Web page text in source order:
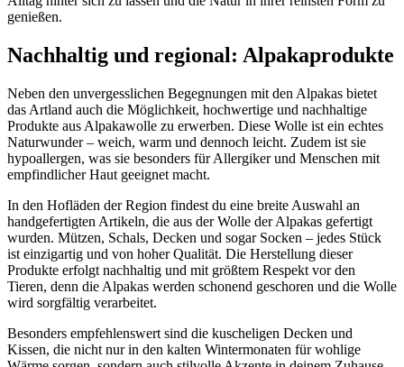
genießen.
Nachhaltig und regional: Alpakaprodukte
Neben den unvergesslichen Begegnungen mit den Alpakas bietet
das Artland auch die Möglichkeit, hochwertige und nachhaltige
Produkte aus Alpakawolle zu erwerben. Diese Wolle ist ein echtes
Naturwunder – weich, warm und dennoch leicht. Zudem ist sie
hypoallergen, was sie besonders für Allergiker und Menschen mit
empfindlicher Haut geeignet macht.
In den Hofläden der Region findest du eine breite Auswahl an
handgefertigten Artikeln, die aus der Wolle der Alpakas gefertigt
wurden. Mützen, Schals, Decken und sogar Socken – jedes Stück
ist einzigartig und von hoher Qualität. Die Herstellung dieser
Produkte erfolgt nachhaltig und mit größtem Respekt vor den
Tieren, denn die Alpakas werden schonend geschoren und die Wolle
wird sorgfältig verarbeitet.
Besonders empfehlenswert sind die kuscheligen Decken und
Kissen, die nicht nur in den kalten Wintermonaten für wohlige